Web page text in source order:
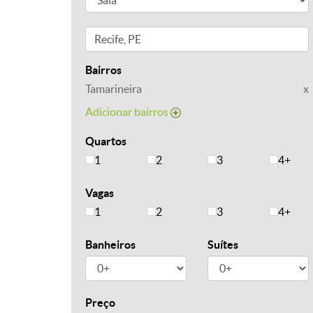
Bairros
Tamarineira
x
Adicionar bairros
Quartos
1
2 3 4+
Vagas
1
2 3 4+
Banheiros Suítes
Preço